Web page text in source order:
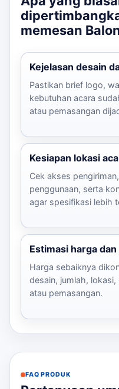
memesan
Kejelasan desain
Pastikan brief logo,
kebutuhan acara
atau pemasangan
Kesiapan lokasi
Cek akses
penggunaan, serta
agar spesifikasi lebih
Estimasi harga dan
Harga sebaiknya
desain, jumlah,
atau pemasangan.
FAQ PRODUK